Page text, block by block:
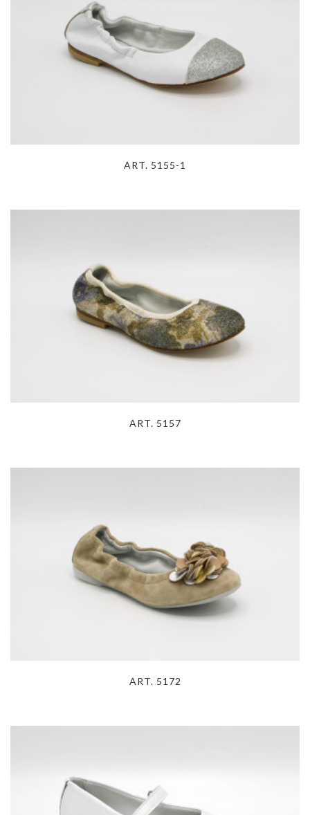
ART. 5155-1
ART. 5157
ART. 5172